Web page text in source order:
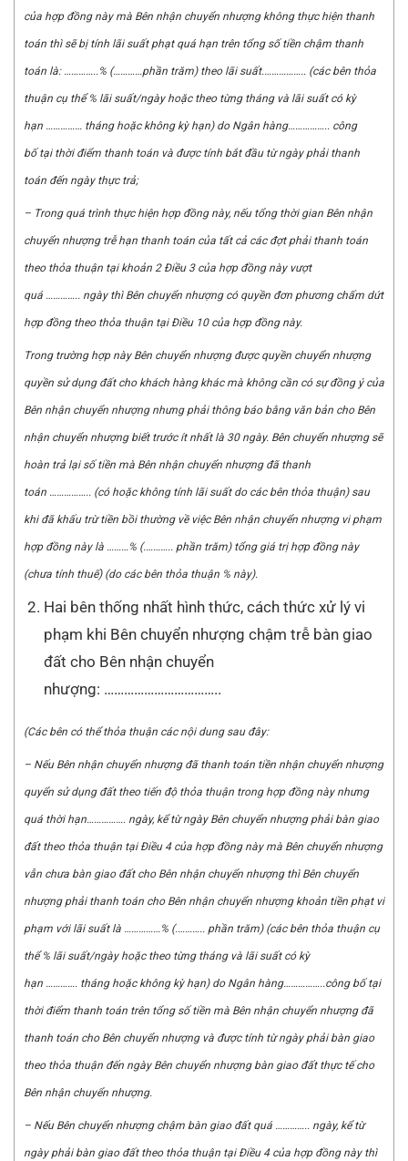
của hợp đồng này mà Bên nhận chuyển nhượng không thực hiện thanh
toán thì sẽ bị tính lãi suất phạt quá hạn trên tổng số tiền chậm thanh
toán là: …………..% (…………phần trăm) theo lãi suất.…………….. (các bên thỏa
thuận cụ thể % lãi suất/ngày hoặc theo từng tháng và lãi suất có kỳ
hạn …………… tháng hoặc không kỳ hạn) do Ngân hàng…………….. công
bốtại thời điểm thanh toán và được tính bắt đầu từ ngày phải thanh
toán đến ngày thực trả;
– Trong quá trình thực hiện hợp đồng này, nếu tổng thời gian Bên nhận
chuyển nhượng trễ hạn thanh toán của tất cả các đợt phải thanh toán
theo thỏa thuận tại khoản 2 Điều 3 của hợp đồng này vượt
quá………….. ngày thì Bên chuyển nhượng có quyền đơn phương chấm dứt
hợp đồng theo thỏa thuận tại Điều 10 của hợp đồng này.
Trong trường hợp này Bên chuyển nhượng được quyền chuyển nhượng
quyền sử dụng đất cho khách hàng khác mà không cần có sự đồng ý của
Bên nhận chuyển nhượng nhưng phải thông báo bằng văn bản cho Bên
nhận chuyển nhượng biết trước ít nhất là 30 ngày. Bên chuyển nhượng sẽ
hoàn trả lại số tiền mà Bên nhận chuyển nhượng đã thanh
toán …………….. (có hoặc không tính lãi suất do các bên thỏa thuận) sau
khiđã khấu trừ tiền bồi thường về việc Bên nhận chuyển nhượng vi phạm
hợp đồng này là ………% (.……….. phần trăm) tổng giá trị hợp đồng này
(chưa tính thuế) (do các bên thỏa thuận % này).
Hai bên thống nhất hình thức, cách thức xử lý vi
phạm khi Bên chuyển nhượng chậm trễ bàn giao
đất cho Bên nhận chuyển
nhượng: ……………………………..
(Các bên có thể thỏa thuận các nội dung sau đây:
– Nếu Bên nhận chuyển nhượng đã thanh toán tiền nhận chuyển nhượng
quyển sử dụng đất theo tiến độ thỏa thuận trong hợp đồng này nhưng
quá thời hạn……………. ngày, kể từ ngày Bên chuyển nhượng phải bàn giao
đất theo thỏa thuận tại Điều 4 của hợp đồng này mà Bên chuyển nhượng
vẫn chưa bàn giao đất cho Bên nhận chuyển nhượng thì Bên chuyển
nhượng phải thanh toán cho Bên nhận chuyển nhượng khoản tiền phạt vi
phạm với lãi suất là ……………% (.……….. phần trăm) (các bên thỏa thuận cụ
thể % lãi suất/ngày hoặc theo từng tháng và lãi suất có kỳ
hạn …………. tháng hoặc không kỳ hạn) do Ngân hàng……………..công bố tại
thời điểm thanh toán trên tổng số tiền mà Bên nhận chuyển nhượng đã
thanh toán cho Bên chuyển nhượng và được tính từ ngày phải bàn giao
theo thỏa thuận đến ngày Bên chuyển nhượng bàn giao đất thực tế cho
Bên nhận chuyển nhượng.
– Nếu Bên chuyển nhượng chậm bàn giao đất quá………….. ngày, kể từ
ngày phải bàn giao đất theo thỏa thuận tại Điều 4 của hợp đồng này thì